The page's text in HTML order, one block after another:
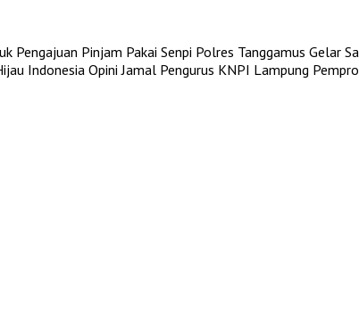
Pengajuan Pinjam Pakai Senpi Polres Tanggamus Gelar
Indonesia Opini Jamal Pengurus KNPI Lampung